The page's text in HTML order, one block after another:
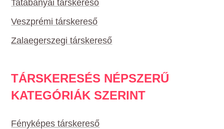
Tatabányai társkereső
Veszprémi társkereső
Zalaegerszegi társkereső
TÁRSKERESÉS NÉPSZERŰ
KATEGÓRIÁK SZERINT
Fényképes társkereső